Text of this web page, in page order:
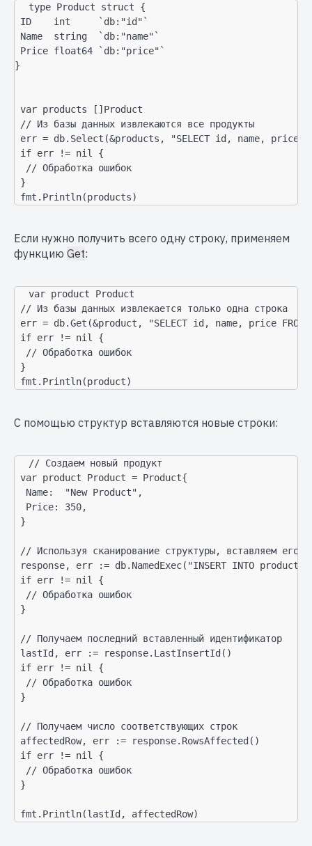
type Product struct {
ID    int     `db:"id"`
Name  string  `db:"name"`
Price float64 `db:"price"`
}
var products []Product
// Из базы данных извлекаются все продукты
err = db.Select(&products, "SELECT id, name, price
if err != nil {
  // Обработка ошибок
}
fmt.Println(products)
Если нужно получить всего одну строку, применяем
функцию Get:
var product Product
// Из базы данных извлекается только одна строка
err = db.Get(&product, "SELECT id, name, price
if err != nil {
  // Обработка ошибок
}
fmt.Println(product)
С помощью структур вставляются новые строки:
// Создаем новый продукт
var product Product = Product{
  Name:  "New Product",
  Price: 350,
}
// Используя сканирование структуры, вставляем его в
response, err := db.NamedExec("INSERT INTO
if err != nil {
  // Обработка ошибок
}
// Получаем последний вставленный идентификатор
lastId, err := response.LastInsertId()
if err != nil {
  // Обработка ошибок
}
// Получаем число соответствующих строк
affectedRow, err := response.RowsAffected()
if err != nil {
  // Обработка ошибок
}
fmt.Println(lastId, affectedRow)